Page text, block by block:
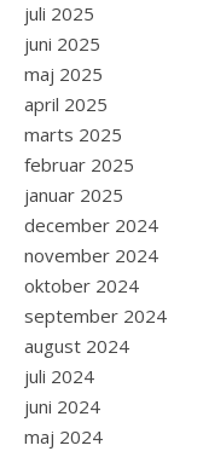
juli 2025
juni 2025
maj 2025
april 2025
marts 2025
februar 2025
januar 2025
december 2024
november 2024
oktober 2024
september 2024
august 2024
juli 2024
juni 2024
maj 2024